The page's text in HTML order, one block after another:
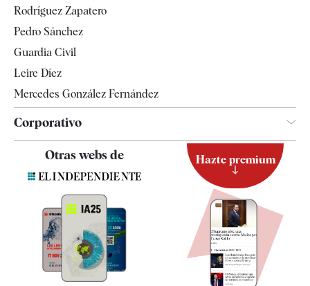
Televisión
Rodríguez Zapatero
Pedro Sánchez
Guardia Civil
Leire Díez
Mercedes González Fernández
Corporativo
Quiénes somos
Especificaciones
Otras webs de Hazte premium